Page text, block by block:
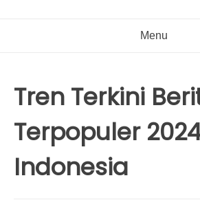
Menu
Tren Terkini
Terpopuler
Indonesia